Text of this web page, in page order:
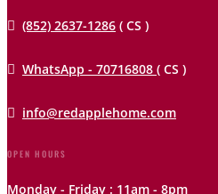
 (852) 2637-1286 ( CS )
 WhatsApp - 70716808 ( CS )
 info@redapplehome.com
OPEN HOURS
Monday - Friday : 11am - 8pm